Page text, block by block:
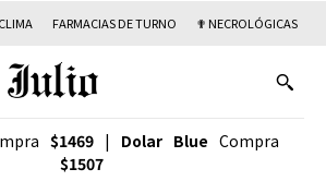
CLIMA FARMACIAS DE TURNO ✟ NECROLÓGICAS
$1469 | Dolar Blue Compra
$1507